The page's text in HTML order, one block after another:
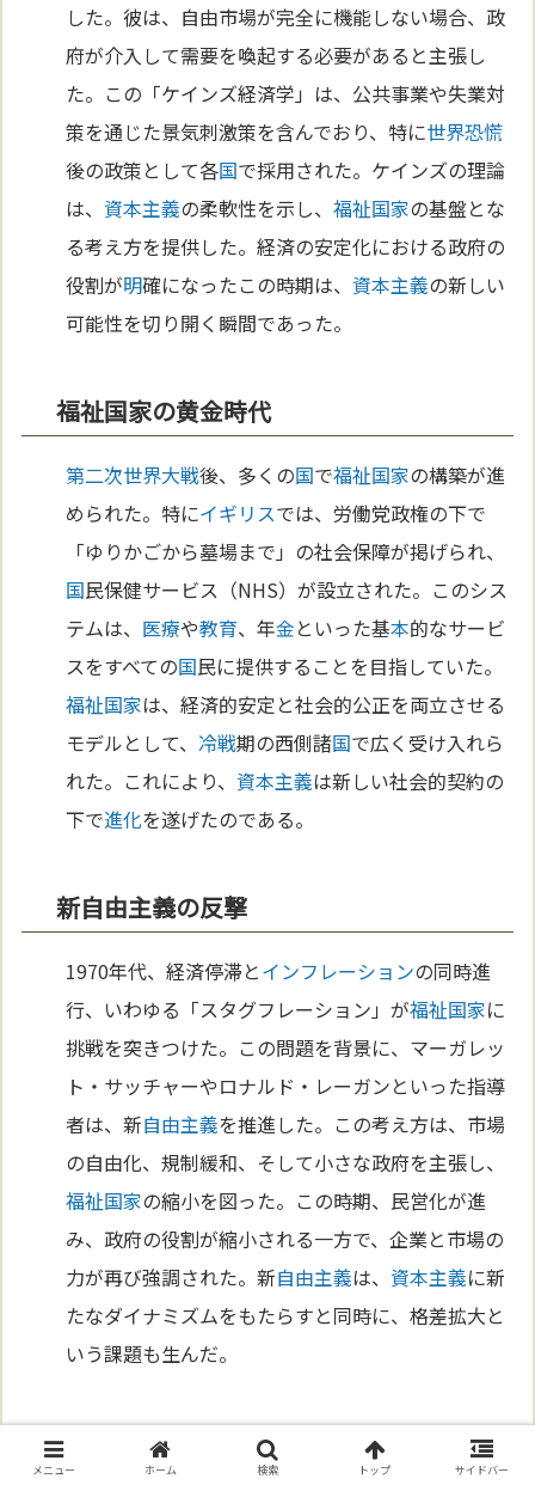
した。彼は、自由市場が完全に機能しない場合、政
府が介入して需要を喚起する必要があると主張し
た。この「ケインズ経済学」は、公共事業や失業対
策を通じた景気刺激策を含んでおり、特に世界恐慌
後の政策として各国で採用された。ケインズの理論
は、 資本主義の柔軟性を示し、福祉国家の基盤とな
る考え方を提供した。経済の安定化における政府の
役割が明確になったこの時期は、 資本主義の新しい
可能性を切り開く瞬間であった。
福祉国家の黄金時代
第二次世界大戦後、多くの国で福祉国家の構築が進
められた。特にイギリスでは、労働党政権の下で
「ゆりかごから墓場まで」の社会保障が掲げられ、
国民保健サービス（NHS）が設立された。このシス
テムは、 医療や教育、年金といった基本的なサービ
スをすべての国民に提供することを目指していた。
福祉国家は、経済的安定と社会的公正を両立させる
モデルとして、 冷戦期の西側諸国で広く受け入れら
れた。これにより、 資本主義は新しい社会的契約の
下で進化を遂げたのである。
新自由主義の反撃
1970年代、経済停滞とインフレーションの同時進
行、いわゆる「スタグフレーション」が福祉国家に
挑戦を突きつけた。この問題を背景に、マーガレッ
ト・サッチャーやロナルド・レーガンといった指導
者は、新自由主義を推進した。この考え方は、市場
の自由化、規制緩和、そして小さな政府を主張し、
福祉国家の縮小を図った。この時期、民営化が進
み、政府の役割が縮小される一方で、企業と市場の
力が再び強調された。新自由主義は、 資本主義に新
たなダイナミズムをもたらすと同時に、格差拡大と
いう課題も生んだ。
資本主義の再構築に向けて
メニュー ホーム 検索 トップ サイドバー